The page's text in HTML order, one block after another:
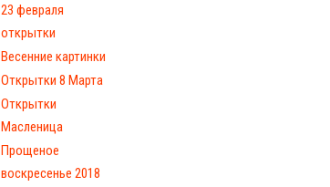
23 февраля
открытки
Весенние картинки
Открытки 8 Марта
Открытки
Масленица
Прощеное
воскресенье 2018